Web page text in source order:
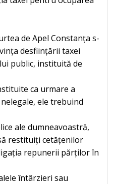
de Apel Constanța s-
desființării taxei
public, instituită de
ca urmare a
ele trebuind
ale dumneavoastră,
restituiți cetățenilor
repunerii părților în
întârzieri sau